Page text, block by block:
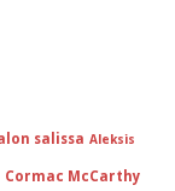
salissa Aleksis
Cormac McCarthy